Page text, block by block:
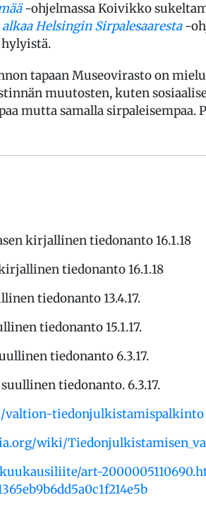
-ohjelmassa Koivikko
Helsingin Sirpalesaaresta -
hylyistä.
tapaan Museovirasto on
muutosten, kuten
mutta samalla sirpaleisempaa.
kirjallinen tiedonanto 16.1.18
tiedonanto 16.1.18
tiedonanto 13.4.17.
tiedonanto 15.1.17.
tiedonanto 6.3.17.
tiedonanto. 6.3.17.
valtion-tiedonjulkistamispalkinto
wiki/
art-